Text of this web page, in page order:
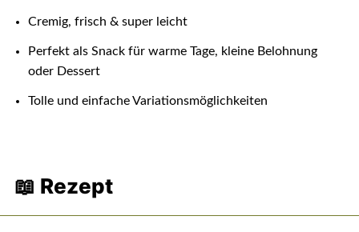
Cremig, frisch & super leicht
Perfekt als Snack für warme Tage, kleine Belohnung
oder Dessert
Tolle und einfache Variationsmöglichkeiten
📖 Rezept